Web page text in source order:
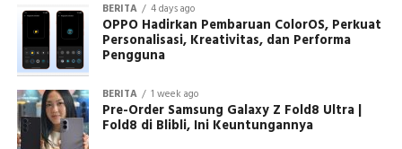
BERITA 4 days ago
OPPO Hadirkan Pembaruan ColorOS, Perkuat
Personalisasi, Kreativitas, dan Performa
Pengguna
BERITA 1 week ago
Pre-Order Samsung Galaxy Z Fold8 Ultra |
Fold8 di Blibli, Ini Keuntungannya